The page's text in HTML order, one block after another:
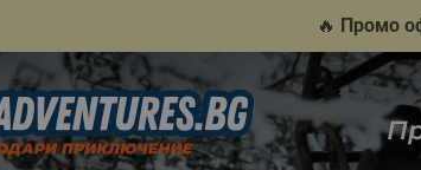
🔥 Промо